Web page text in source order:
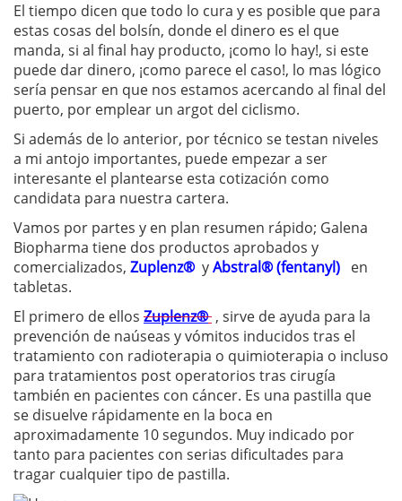
El tiempo dicen que todo lo cura y es posible que para
estas cosas del bolsín, donde el dinero es el que
manda, si al final hay producto, ¡como lo hay!, si este
puede dar dinero, ¡como parece el caso!, lo mas lógico
sería pensar en que nos estamos acercando al final del
puerto, por emplear un argot del ciclismo.
Si además de lo anterior, por técnico se testan niveles
a mi antojo importantes, puede empezar a ser
interesante el plantearse esta cotización como
candidata para nuestra cartera.
Vamos por partes y en plan resumen rápido; Galena
Biopharma tiene dos productos aprobados y
comercializados, Zuplenz® yAbstral® (fentanyl) en
tabletas.
El primero de ellos Zuplenz® , sirve de ayuda para la
prevención de naúseas y vómitos inducidos tras el
tratamiento con radioterapia o quimioterapia o incluso
para tratamientos post operatorios tras cirugía
también en pacientes con cáncer. Es una pastilla que
se disuelve rápidamente en la boca en
aproximadamente 10 segundos. Muy indicado por
tanto para pacientes con serias dificultades para
tragar cualquier tipo de pastilla.